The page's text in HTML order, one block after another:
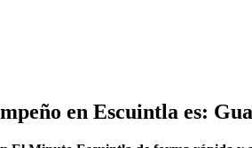
en Escuintla es: